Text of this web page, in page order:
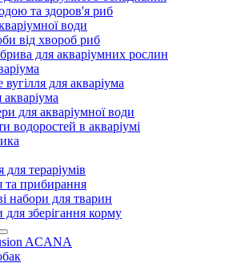
та здоров'я риб
води
від хвороб риб
для акваріумних рослин
для акваріума
акваріума
для акваріумної води
водоростей в акваріумі
тераріумів
та прибирання
набори для тварин
зберігання корму
ACANA